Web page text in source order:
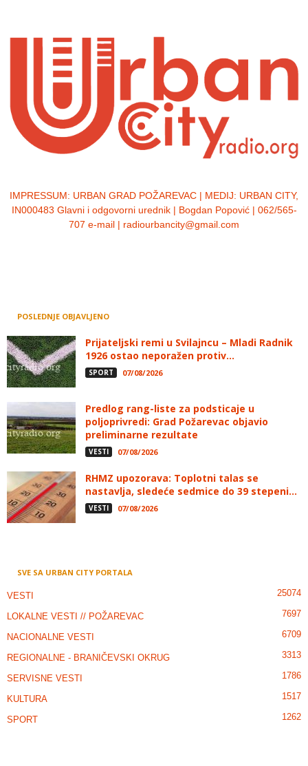
IMPRESSUM: URBAN GRAD POŽAREVAC | MEDIJ: URBAN CITY,
IN000483 Glavni i odgovorni urednik | Bogdan Popović | 062/565-
707 e-mail | radiourbancity@gmail.com
POSLEDNJE OBJAVLJENO
Prijateljski remi u Svilajncu – Mladi Radnik
1926 ostao neporažen protiv...
SPORT 07/08/2026
Predlog rang-liste za podsticaje u
poljoprivredi: Grad Požarevac objavio
preliminarne rezultate
VESTI 07/08/2026
RHMZ upozorava: Toplotni talas se
nastavlja, sledeće sedmice do 39 stepeni...
VESTI 07/08/2026
SVE SA URBAN CITY PORTALA
VESTI 25074
LOKALNE VESTI // POŽAREVAC 7697
NACIONALNE VESTI 6709
REGIONALNE - BRANIČEVSKI OKRUG 3313
SERVISNE VESTI 1786
KULTURA 1517
SPORT 1262